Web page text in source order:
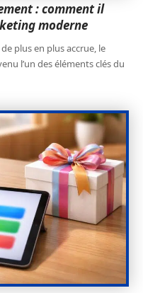
: comment il
moderne
plus en plus accrue, le
l’un des éléments clés du